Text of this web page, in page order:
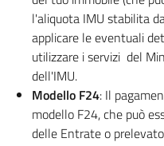
l'aliquota IMU stabilita
applicare le eventuali
utilizzare i servizi del
dell'IMU.
Modello F24: Il
modello F24, che può
delle Entrate o